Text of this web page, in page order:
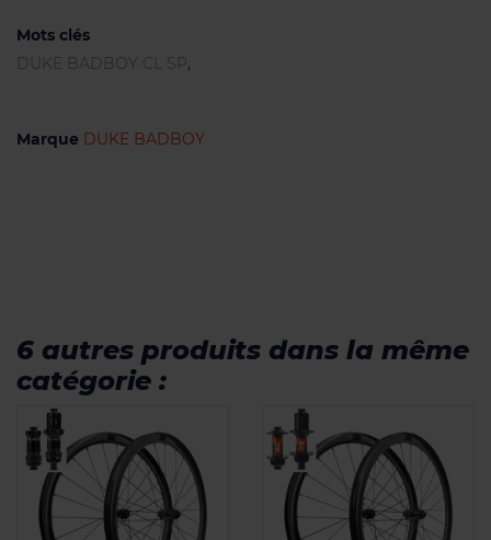
Mots clés
DUKE BADBOY CL SP,
Marque DUKE BADBOY
6 autres produits dans la même
catégorie :